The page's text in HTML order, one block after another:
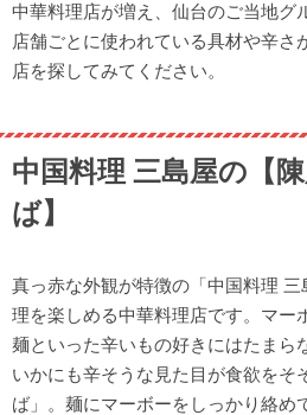
中華料理店が増え、仙台のご当地グ
店舗ごとに使われている具材や辛さ
店を探してみてください。
中国料理 三島屋の【
ば】
真っ赤な外観が特徴の「中国料理
理を楽しめる中華料理店です。マー
麺といった辛いもの好きにはたまら
いかにも辛そうな見た目が食欲をそ
ば」。麺にマーボーをしっかり絡め